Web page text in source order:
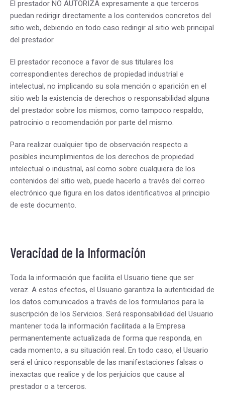
El prestador NO AUTORIZA expresamente a que terceros
puedan redirigir directamente a los contenidos concretos del
sitio web, debiendo en todo caso redirigir al sitio web principal
del prestador.
El prestador reconoce a favor de sus titulares los
correspondientes derechos de propiedad industrial e
intelectual, no implicando su sola mención o aparición en el
sitio web la existencia de derechos o responsabilidad alguna
del prestador sobre los mismos, como tampoco respaldo,
patrocinio o recomendación por parte del mismo.
Para realizar cualquier tipo de observación respecto a
posibles incumplimientos de los derechos de propiedad
intelectual o industrial, así como sobre cualquiera de los
contenidos del sitio web, puede hacerlo a través del correo
electrónico que figura en los datos identificativos al principio
de este documento.
Veracidad de la Información
Toda la información que facilita el Usuario tiene que ser
veraz. A estos efectos, el Usuario garantiza la autenticidad de
los datos comunicados a través de los formularios para la
suscripción de los Servicios. Será responsabilidad del Usuario
mantener toda la información facilitada a la Empresa
permanentemente actualizada de forma que responda, en
cada momento, a su situación real. En todo caso, el Usuario
será el único responsable de las manifestaciones falsas o
inexactas que realice y de los perjuicios que cause al
prestador o a terceros.